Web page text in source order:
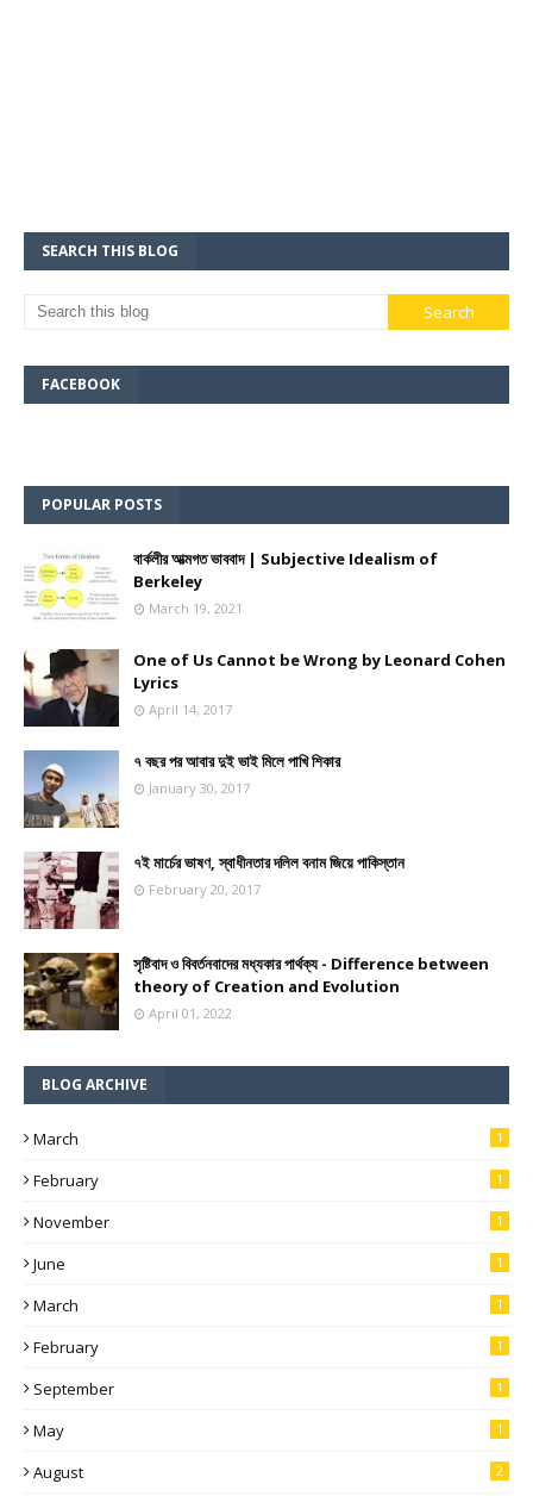
SEARCH THIS BLOG
FACEBOOK
POPULAR POSTS
বার্কলীর আত্মগত ভাববাদ | Subjective Idealism of
Berkeley
March 19, 2021
One of Us Cannot be Wrong by Leonard Cohen
Lyrics
April 14, 2017
৭ বছর পর আবার দুই ভাই মিলে পাখি শিকার
January 30, 2017
৭ই মার্চের ভাষণ, স্বাধীনতার দলিল বনাম জিয়ে পাকিস্তান
February 20, 2017
সৃষ্টিবাদ ও বিবর্তনবাদের মধ্যকার পার্থক্য - Difference between
theory of Creation and Evolution
April 01, 2022
BLOG ARCHIVE
March 1
February 1
November 1
June 1
March 1
February 1
September 1
May 1
August 2